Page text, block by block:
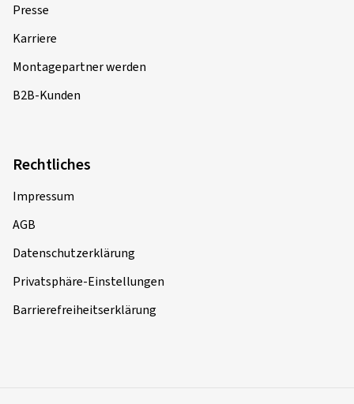
Presse
Karriere
Montagepartner werden
B2B-Kunden
Rechtliches
Impressum
AGB
Datenschutzerklärung
Privatsphäre-Einstellungen
Barrierefreiheitserklärung